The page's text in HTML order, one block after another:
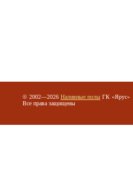
© 2002—2026 Наливные полы ГК «Ярус»
Все права защищены